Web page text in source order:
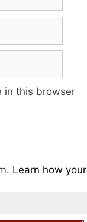
in this browser
Learn how your